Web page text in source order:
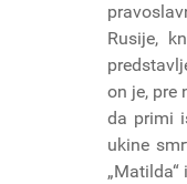
Rusije,
on je, pre
da primi
ukine